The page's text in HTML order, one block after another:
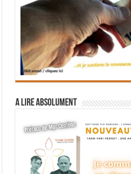
A lire absolument